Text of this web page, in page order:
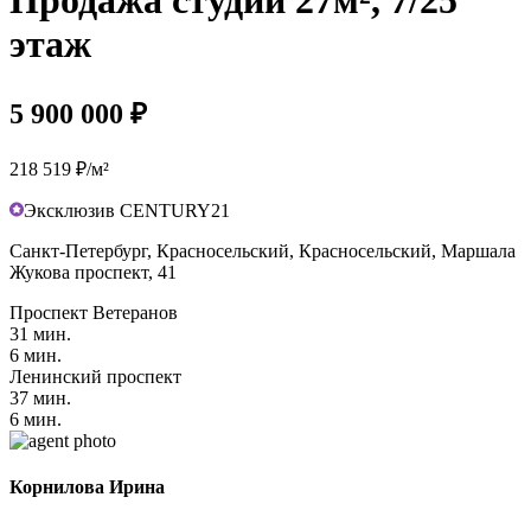
этаж
5 900 000 ₽
218 519 ₽/м²
Эксклюзив CENTURY21
Санкт-Петербург, Красносельский, Красносельский, Маршала
Жукова проспект, 41
Проспект Ветеранов
31 мин.
6 мин.
Ленинский проспект
37 мин.
6 мин.
Корнилова Ирина